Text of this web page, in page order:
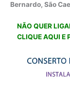
Bernardo, São
NÃO QUER
CLIQUE AQUI E